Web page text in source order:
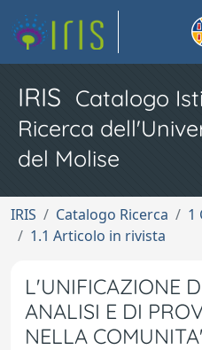
IRIS Catalogo
Ricerca
del Molise
IRIS Catalogo Ricerca
1
1.1 Articolo in rivista
L'UNIFICAZIONE
ANALISI E DI
NELLA